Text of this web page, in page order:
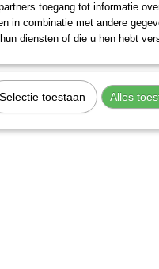
toegang tot informatie
in combinatie met andere
diensten of die u hen hebt
Selectie toestaan Alles